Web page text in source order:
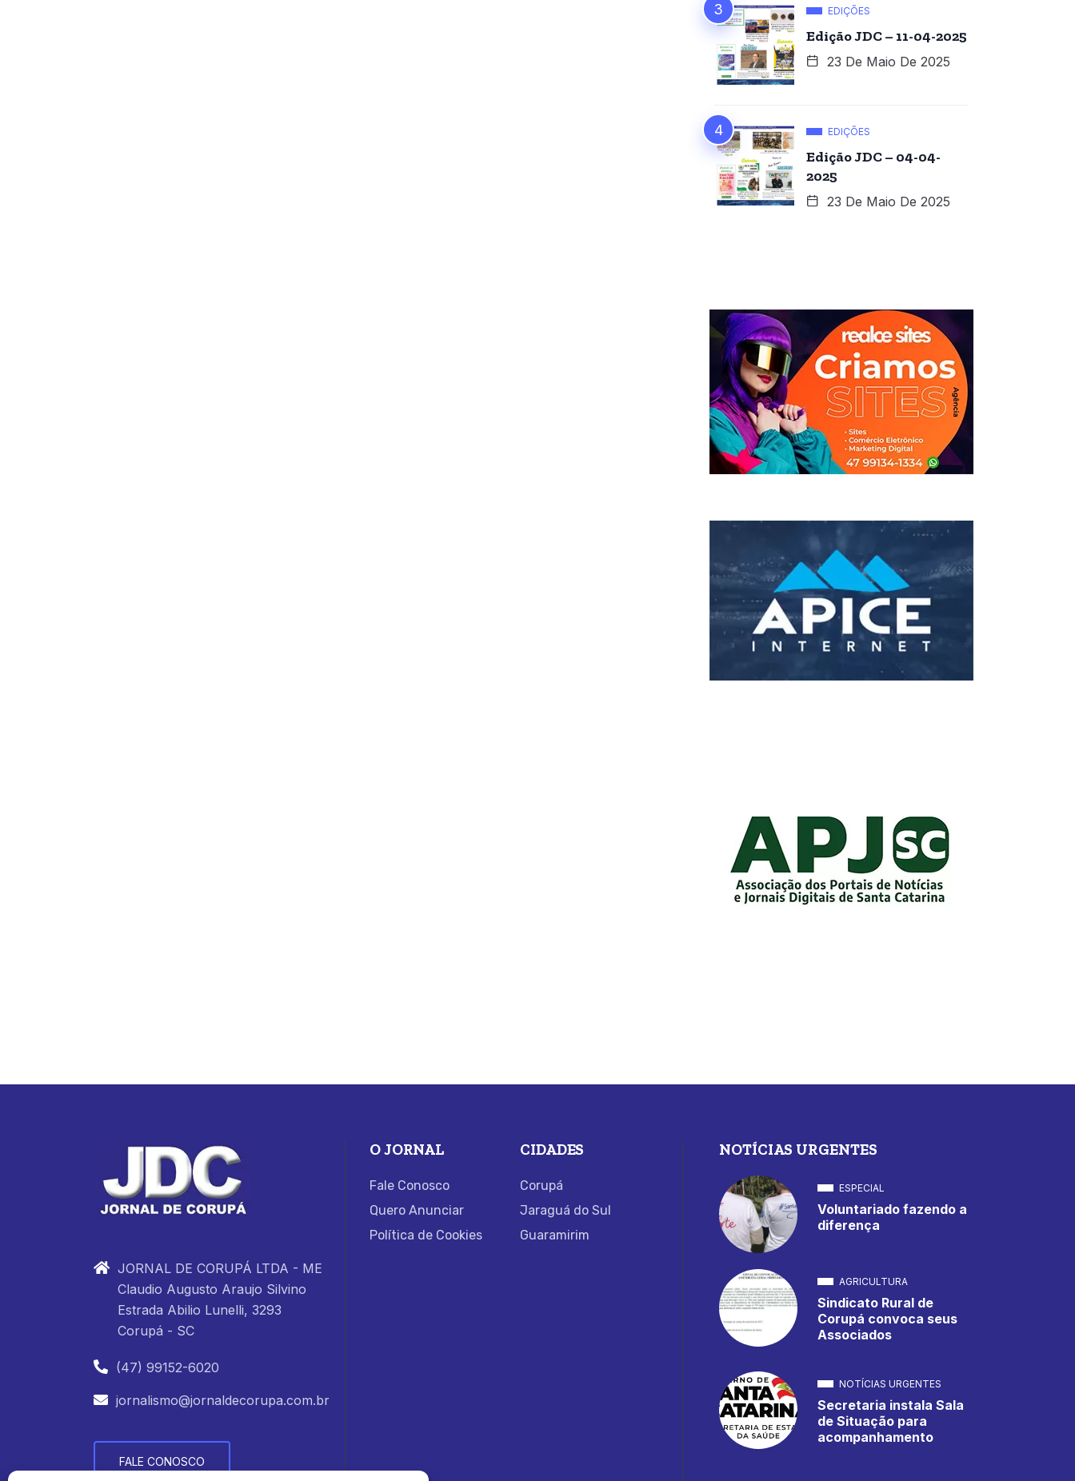
EDIÇÕES
Edição JDC – 11-04-2025
23 De Maio De 2025
EDIÇÕES
Edição JDC – 04-04-
2025
23 De Maio De 2025
JORNAL DE CORUPÁ LTDA - ME
Claudio Augusto Araujo Silvino
Estrada Abilio Lunelli, 3293
Corupá - SC
(47) 99152-6020
jornalismo@jornaldecorupa.com.br
FALE CONOSCO
O JORNAL
Fale Conosco
Quero Anunciar
Política de Cookies
CIDADES
Corupá
Jaraguá do Sul
Guaramirim
NOTÍCIAS URGENTES
ESPECIAL
Voluntariado fazendo a
diferença
AGRICULTURA
Sindicato Rural de
Corupá convoca seus
Associados
NOTÍCIAS URGENTES
Secretaria instala Sala
de Situação para
acompanhamento